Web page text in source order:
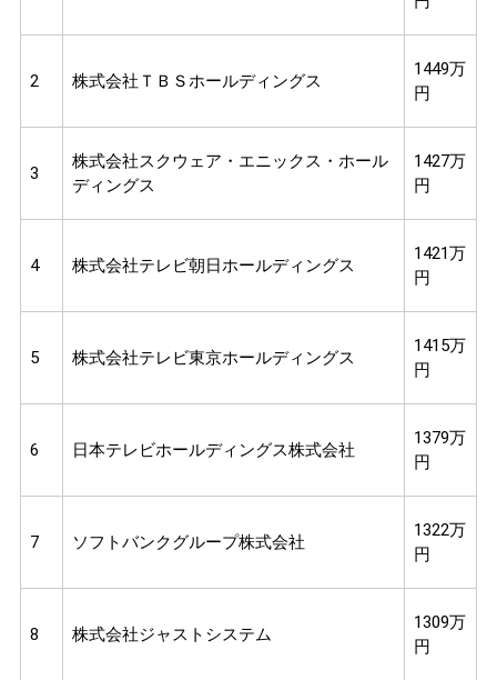
2 株式会社ＴＢＳホールディングス
1449万
円
3
株式会社スクウェア・エニックス・ホール
ディングス
1427万
円
4 株式会社テレビ朝日ホールディングス
1421万
円
5 株式会社テレビ東京ホールディングス
1415万
円
6 日本テレビホールディングス株式会社
1379万
円
7 ソフトバンクグループ株式会社
1322万
円
8 株式会社ジャストシステム
1309万
円